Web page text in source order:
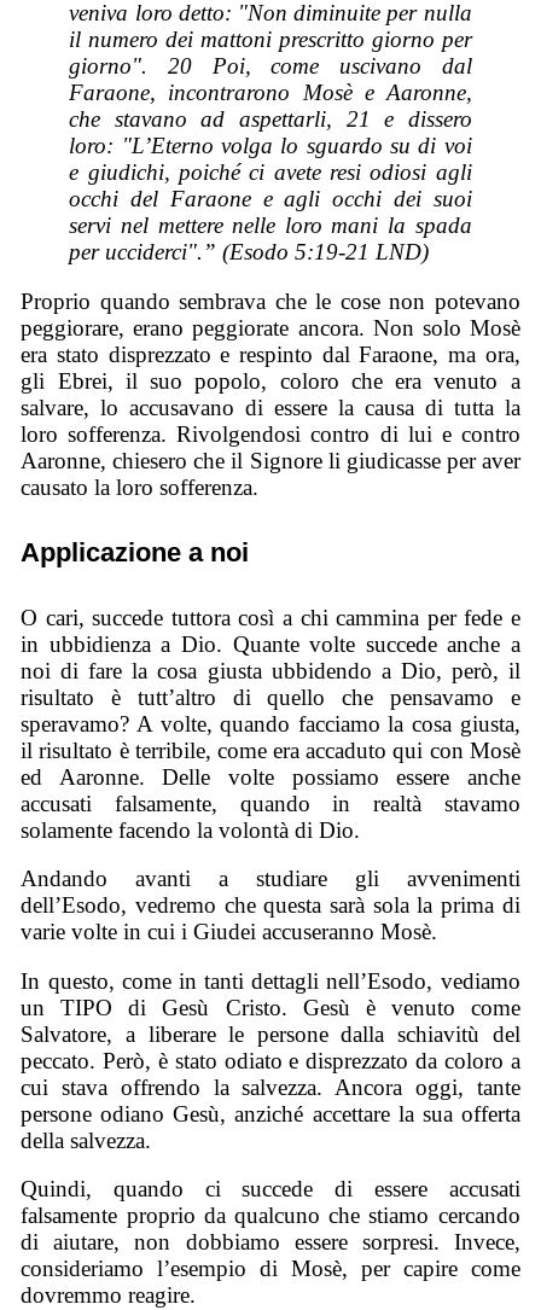
veniva loro detto: "Non diminuite per nulla
il numero dei mattoni prescritto giorno per
giorno". 20 Poi, come uscivano dal
Faraone, incontrarono Mosè e Aaronne,
che stavano ad aspettarli, 21 e dissero
loro: "L’Eterno volga lo sguardo su di voi
e giudichi, poiché ci avete resi odiosi agli
occhi del Faraone e agli occhi dei suoi
servi nel mettere nelle loro mani la spada
per ucciderci".” (Esodo 5:19-21 LND)
Proprio quando sembrava che le cose non potevano
peggiorare, erano peggiorate ancora. Non solo Mosè
era stato disprezzato e respinto dal Faraone, ma ora,
gli Ebrei, il suo popolo, coloro che era venuto a
salvare, lo accusavano di essere la causa di tutta la
loro sofferenza. Rivolgendosi contro di lui e contro
Aaronne, chiesero che il Signore li giudicasse per aver
causato la loro sofferenza.
Applicazione a noi
O cari, succede tuttora così a chi cammina per fede e
in ubbidienza a Dio. Quante volte succede anche a
noi di fare la cosa giusta ubbidendo a Dio, però, il
risultato è tutt’altro di quello che pensavamo e
speravamo? A volte, quando facciamo la cosa giusta,
il risultato è terribile, come era accaduto qui con Mosè
ed Aaronne. Delle volte possiamo essere anche
accusati falsamente, quando in realtà stavamo
solamente facendo la volontà di Dio.
Andando avanti a studiare gli avvenimenti
dell’Esodo, vedremo che questa sarà sola la prima di
varie volte in cui i Giudei accuseranno Mosè.
In questo, come in tanti dettagli nell’Esodo, vediamo
un TIPO di Gesù Cristo. Gesù è venuto come
Salvatore, a liberare le persone dalla schiavitù del
peccato. Però, è stato odiato e disprezzato da coloro a
cui stava offrendo la salvezza. Ancora oggi, tante
persone odiano Gesù, anziché accettare la sua offerta
della salvezza.
Quindi, quando ci succede di essere accusati
falsamente proprio da qualcuno che stiamo cercando
di aiutare, non dobbiamo essere sorpresi. Invece,
consideriamo l’esempio di Mosè, per capire come
dovremmo reagire.